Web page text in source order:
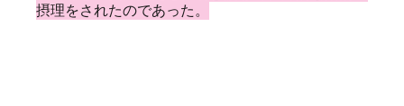
摂理をされたのであった。